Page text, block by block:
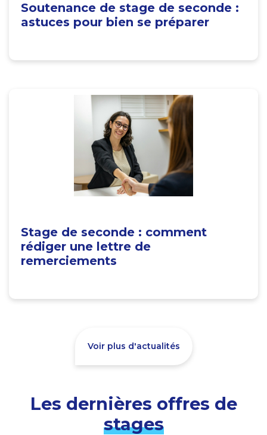
Soutenance de stage de seconde :
astuces pour bien se préparer
Stage de seconde : comment
rédiger une lettre de
remerciements
Voir plus d'actualités
Les dernières offres de
stages